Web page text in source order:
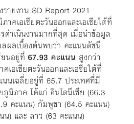
ายงาน SD Report 2021
าคเอเชียตะวันออกและเอเชียใต้ที่
ดำเนินงานมากที่สุด เมื่อนำข้อมูล
ผลเบื้องต้นพบว่า คะแนนดัชนี
ยนอยู่ที่ 67.93 คะแนน สูงกว่า
เอเชียตะวันออกและเอชียใต้ที่
นนเฉลี่ยอยู่ที่ 65.7 ประเทศที่มี
ภูมิภาค ได้แก่ อินโดนีเซีย (66.3
คะแนน) กัมพูชา (64.5 คะแนน)
) และ ลาว (63 คะแนน)